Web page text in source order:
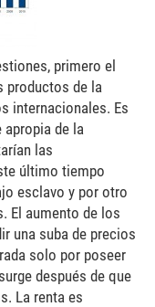
primero el
productos de la
internacionales. Es
apropia de la
las
último tiempo
esclavo y por otro
El aumento de los
una suba de precios
solo por poseer
después de que
La renta es